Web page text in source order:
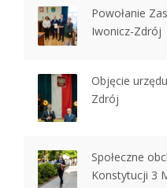
Powołanie
Iwonicz-Zdrój
Objęcie
Zdrój
Społeczne
Konstytucji 3